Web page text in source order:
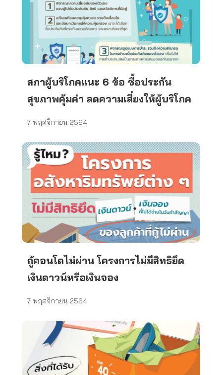
สภาผู้บริโภคแนะ 6 ข้อ ซื้อประกัน
สุขภาพคุ้มค่า ลดความเสี่ยงให้ผู้บริโภค
7 พฤศจิกายน 2564
กู้คอนโดไม่ผ่าน โครงการไม่มีสิทธิยึด
เงินดาวน์หรือเงินจอง
7 พฤศจิกายน 2564